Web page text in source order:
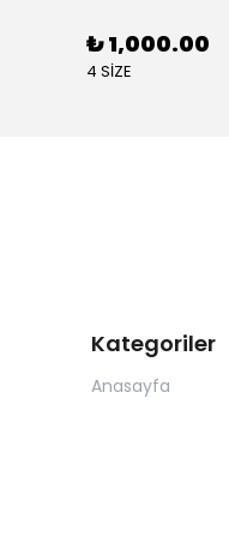
₺ 1,000.00
4 SİZE
Kategoriler
Anasayfa